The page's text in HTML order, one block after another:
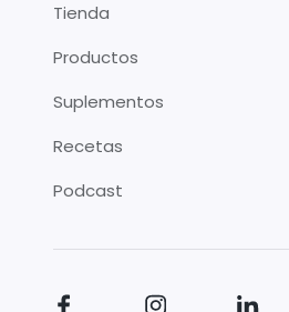
Tienda
Productos
Suplementos
Recetas
Podcast